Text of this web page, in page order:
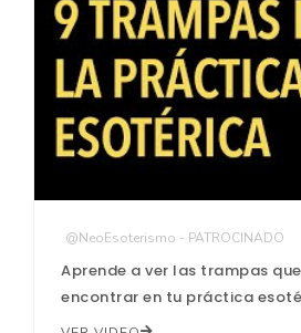
@NeoEsoterismo - PATROCINADO
Aprende a ver las trampas
encontrar en tu práctica